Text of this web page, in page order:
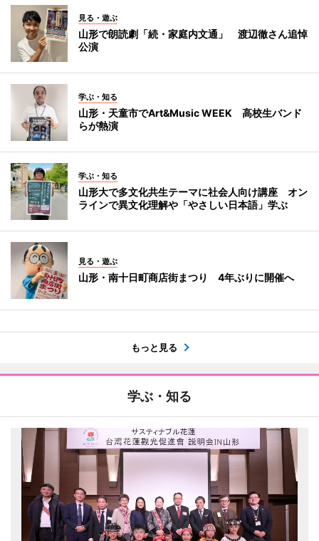
見る・遊ぶ
山形で朗読劇「続・家庭内文通」 渡辺徹さん追悼
公演
学ぶ・知る
山形・天童市でArt&Music WEEK 高校生バンド
らが熱演
学ぶ・知る
山形大で多文化共生テーマに社会人向け講座 オン
ラインで異文化理解や「やさしい日本語」学ぶ
見る・遊ぶ
山形・南十日町商店街まつり 4年ぶりに開催へ
もっと見る
学ぶ・知る